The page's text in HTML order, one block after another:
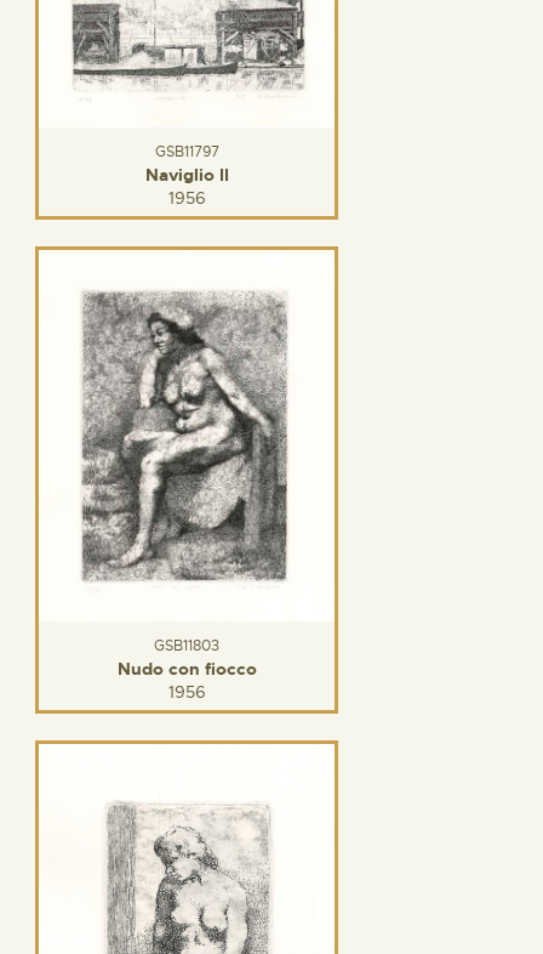
GSB11797
Naviglio II
1956
GSB11803
Nudo con fiocco
1956